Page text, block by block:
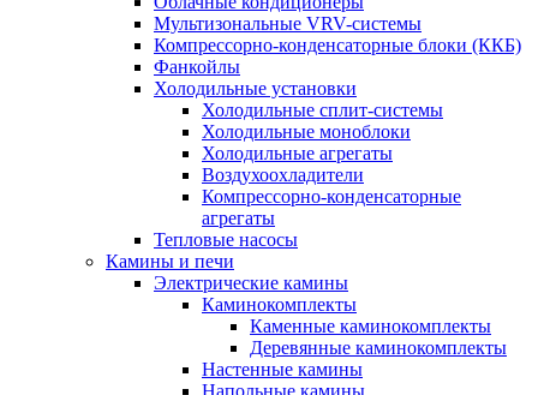
Мультизональные VRV-системы
Компрессорно-конденсаторные блоки (ККБ)
Фанкойлы
Холодильные установки
Холодильные сплит-системы
Холодильные моноблоки
Холодильные агрегаты
Воздухоохладители
Компрессорно-конденсаторные
агрегаты
Тепловые насосы
Камины и печи
Электрические камины
Каминокомплекты
Каменные каминокомплекты
Деревянные каминокомплекты
Настенные камины
Напольные камины